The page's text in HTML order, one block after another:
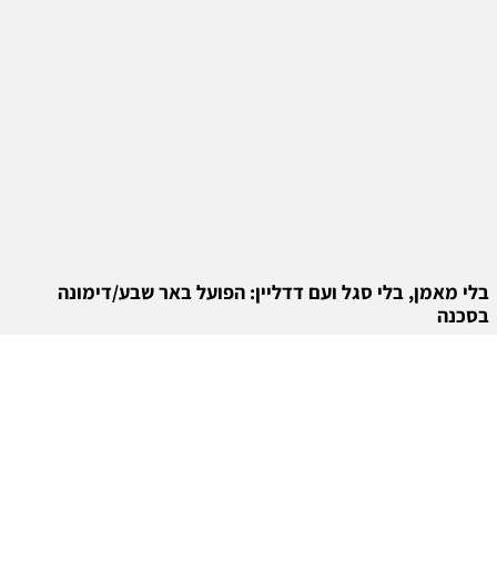
בלי מאמן, בלי סגל ועם דדליין: הפועל באר שבע/דימונה
בסכנה